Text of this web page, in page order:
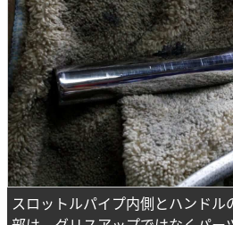
スロットルパイプ内側とハンドル